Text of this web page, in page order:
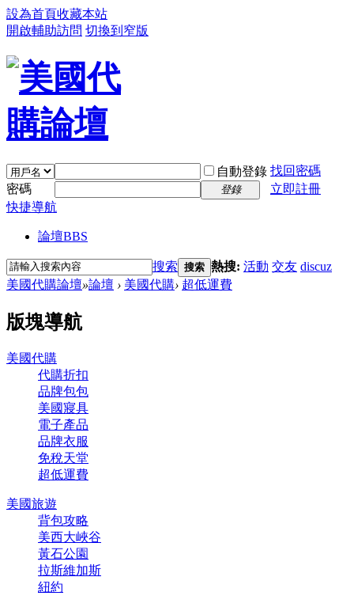
設為首頁收藏本站
開啟輔助訪問 切換到窄版
自動登錄 找回密碼
密碼
登錄
立即註冊
快捷導航
論壇BBS
搜索 搜索 熱搜: 活動 交友 discuz
美國代購論壇»論壇 › 美國代購› 超低運費
版塊導航
美國代購
代購折扣
品牌包包
美國寢具
電子產品
品牌衣服
免稅天堂
超低運費
美國旅遊
背包攻略
美西大峽谷
黃石公園
拉斯維加斯
紐約